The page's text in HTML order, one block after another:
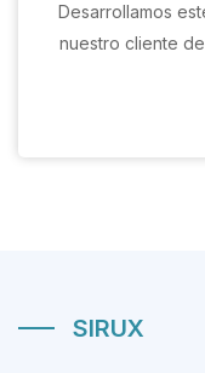
Desarrollamos
nuestro cliente
SIRUX